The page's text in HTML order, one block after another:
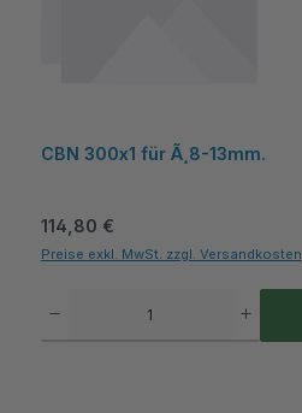
CBN 300x1 für Ã¸8-13mm.
Regulärer Preis:
114,80 €
Preise exkl. MwSt. zzgl. Versandkosten